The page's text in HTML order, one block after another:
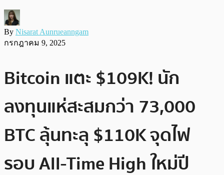
By Nisarat Aunrueanngam
กรกฎาคม 9, 2025
Bitcoin แตะ $109K! นัก
ลงทุนแห่สะสมกว่า 73,000
BTC ลุ้นทะลุ $110K จุดไฟ
รอบ All-Time High ใหม่ปี